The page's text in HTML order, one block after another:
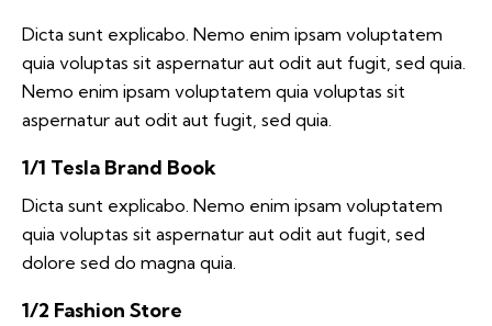
Dicta sunt explicabo. Nemo enim ipsam voluptatem
quia voluptas sit aspernatur aut odit aut fugit, sed quia.
Nemo enim ipsam voluptatem quia voluptas sit
aspernatur aut odit aut fugit, sed quia.
1/1 Tesla Brand Book
Dicta sunt explicabo. Nemo enim ipsam voluptatem
quia voluptas sit aspernatur aut odit aut fugit, sed
dolore sed do magna quia.
1/2 Fashion Store